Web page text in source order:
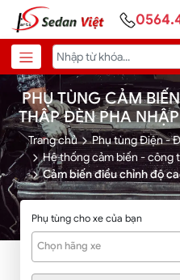
PHỤ TÙNG CẢM
THÂP ĐÈN PHA
Trang chủ
Phụ tùng Điện -
Hệ thống cảm biến - công
Cảm biến điều chỉnh độ
Phụ tùng cho xe của bạn
Chọn hãng xe